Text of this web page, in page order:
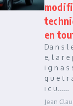
en
Da n s l
e, l a r e
i g n a s
q u e t r
i c u......
Jean